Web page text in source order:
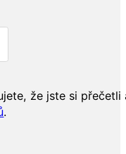
že jste si přečetli
.